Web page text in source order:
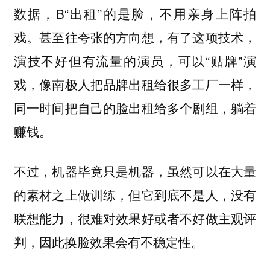
数据，B“出租”的是脸，不用亲身上阵拍
戏。甚至往夸张的方向想，有了这项技术，
演技不好但有流量的演员，可以“贴牌”演
戏，像南极人把品牌出租给很多工厂一样，
同一时间把自己的脸出租给多个剧组，躺着
赚钱。
不过，机器毕竟只是机器，虽然可以在大量
的素材之上做训练，但它到底不是人，没有
联想能力，很难对效果好或者不好做主观评
判，因此换脸效果会有不稳定性。